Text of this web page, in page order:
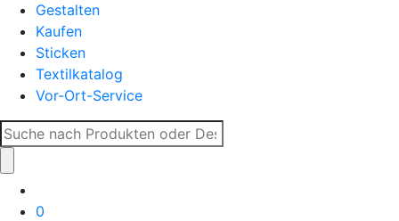
Gestalten
Kaufen
Sticken
Textilkatalog
Vor-Ort-Service
Suche
nach:
0